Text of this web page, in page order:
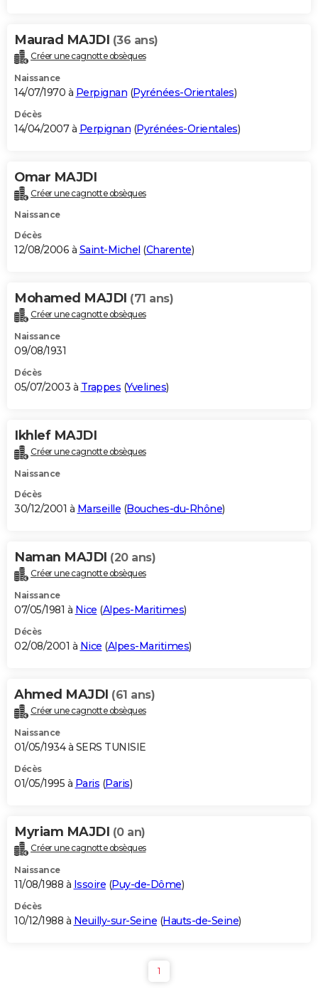
Maurad MAJDI (36 ans)
Créer une cagnotte obsèques
Naissance
14/07/1970 à Perpignan (Pyrénées-Orientales)
Décès
14/04/2007 à Perpignan (Pyrénées-Orientales)
Omar MAJDI
Créer une cagnotte obsèques
Naissance
Décès
12/08/2006 à Saint-Michel (Charente)
Mohamed MAJDI (71 ans)
Créer une cagnotte obsèques
Naissance
09/08/1931
Décès
05/07/2003 à Trappes (Yvelines)
Ikhlef MAJDI
Créer une cagnotte obsèques
Naissance
Décès
30/12/2001 à Marseille (Bouches-du-Rhône)
Naman MAJDI (20 ans)
Créer une cagnotte obsèques
Naissance
07/05/1981 à Nice (Alpes-Maritimes)
Décès
02/08/2001 à Nice (Alpes-Maritimes)
Ahmed MAJDI (61 ans)
Créer une cagnotte obsèques
Naissance
01/05/1934 à SERS TUNISIE
Décès
01/05/1995 à Paris (Paris)
Myriam MAJDI (0 an)
Créer une cagnotte obsèques
Naissance
11/08/1988 à Issoire (Puy-de-Dôme)
Décès
10/12/1988 à Neuilly-sur-Seine (Hauts-de-Seine)
1